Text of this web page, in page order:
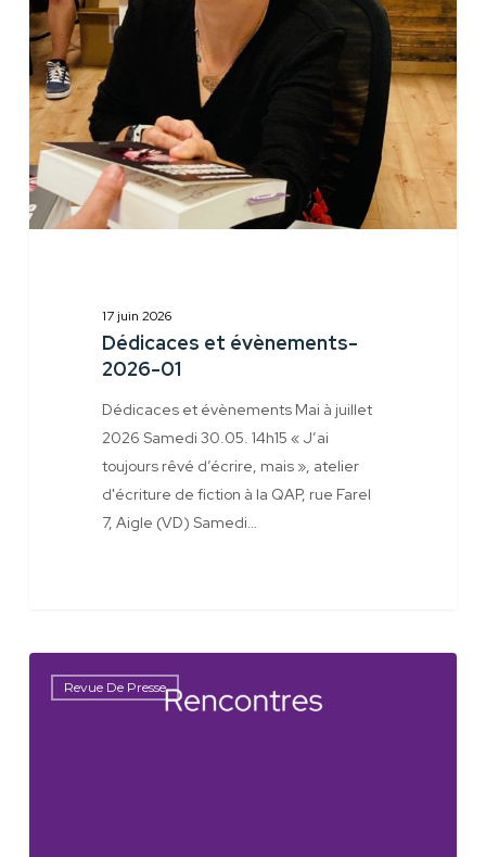
évènements-
2026-
01
17 juin 2026
Dédicaces et évènements-
2026-01
Dédicaces et évènements Mai à juillet
2026 Samedi 30.05. 14h15 « J’ai
toujours rêvé d’écrire, mais », atelier
d'écriture de fiction à la QAP, rue Farel
7, Aigle (VD) Samedi…
Revue De Presse